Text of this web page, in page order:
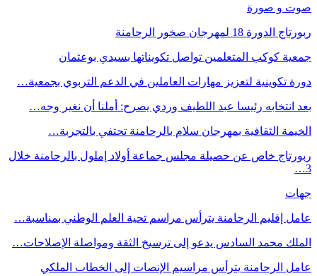
صوت و صورة
ربورتاج الدورة 18 لمهرجان صخور الرحامنة
جمعية كوكب المتعلمين تواصل تكويناتها بسيدي بوعثمان
دورة تكوينية لتعزيز مهارات العاملين في الدعم التربوي بجمعية…
بعد انتخابه رئيسا عبد اللطيف وردي يصرح: أملنا أن نغير وجه…
الخيمة الثقافية بمهرجان سلام بالرحامنة تحتفي بالتجربة…
ربورتاج خاص عن حصيلة مجلس جماعة أولاد إملول بالرحامنة خلال
3…
جهات
عامل إقليم الرحامنة يترأس مراسم تحية العلم الوطني بمناسبة…
الملك محمد السادس يدعو إلى ترسيخ الثقة ومواصلة الإصلاحات…
عامل الرحامنة يترأس مراسيم الإنصات إلى الخطاب الملكي